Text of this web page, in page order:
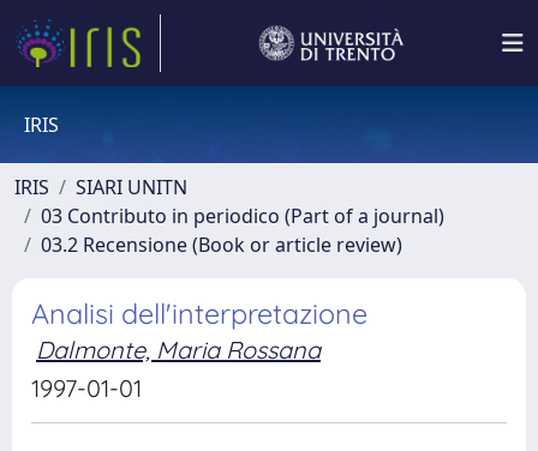
IRIS
IRIS
SIARI UNITN
03 Contributo in periodico (Part of a journal)
03.2 Recensione (Book or article review)
Analisi dell'interpretazione
Dalmonte, Maria Rossana
1997-01-01